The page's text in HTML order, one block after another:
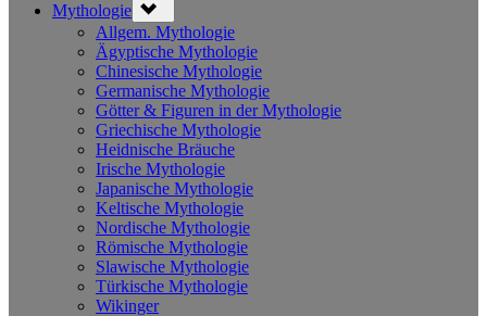
Mythologie sub-
menu
Allgem. Mythologie
Ägyptische Mythologie
Chinesische Mythologie
Germanische Mythologie
Götter & Figuren in der Mythologie
Griechische Mythologie
Heidnische Bräuche
Irische Mythologie
Japanische Mythologie
Keltische Mythologie
Nordische Mythologie
Römische Mythologie
Slawische Mythologie
Türkische Mythologie
Wikinger